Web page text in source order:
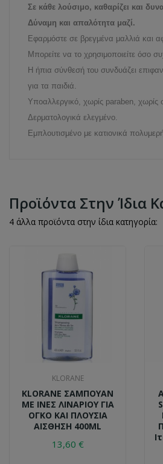
Σε κάθε λούσιμο, καθαρίζει και
Δύναμη και απαλότητα μαζί.
Εφαρμόστε σε βρεγμένα μαλλιά και
Μπορείτε να το χρησιμοποιείτε όσο
Η ήπια σύνθεσή του συνδυάζει
για τα παιδιά.
Υποαλλεργικό, χωρίς paraben, χωρίς
Δερματολογικά ελεγμένο.
Εμπλουτισμένο με κατιονικά
Προϊόντα Στην Ίδια
4 άλλα προϊόντα στην ίδια κατηγορία:
KLORANE
KLORANE ΣΑΜΠΟΥΑΝ
ΜΕ ΙΝΕΣ ΛΙΝΑΡΙΟΥ ΓΙΑ
ΟΓΚΟ ΚΑΙ ΠΛΟΥΣΙΑ
ΑΙΣΘΗΣΗ 400ML
13,60 €